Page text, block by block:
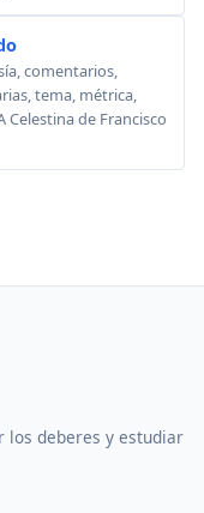
comentarios,
tema, métrica,
de Francisco
los deberes y estudiar